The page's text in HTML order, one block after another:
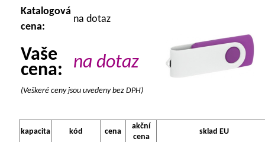
Katalogová
cena:
na dotaz
Vaše
cena:
na dotaz
(Veškeré ceny jsou uvedeny bez DPH)
kapacita kód cena
akční
cena
sklad EU